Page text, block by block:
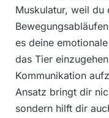
Muskulatur, weil du
es deine
das Tier
Kommunikation
Ansatz bringt dir
sondern hilft dir